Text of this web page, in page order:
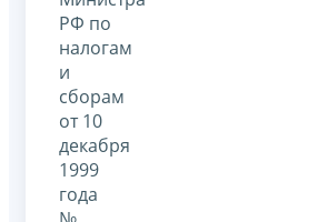
РФ по
налогам
и
сборам
от 10
декабря
1999
года